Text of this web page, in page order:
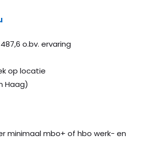
o.bv. ervaring
op locatie
Haag)
minimaal mbo+ of hbo werk- en